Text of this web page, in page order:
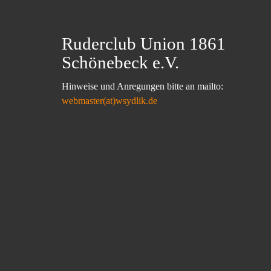
Ruderclub Union 1861
Schönebeck e.V.
Hinweise und Anregungen bitte an mailto:
webmaster(at)wsydlik.de